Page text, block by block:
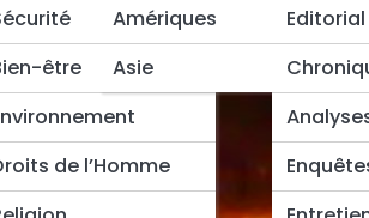
être
de l’Homme
Amériques
Asie
Editorial